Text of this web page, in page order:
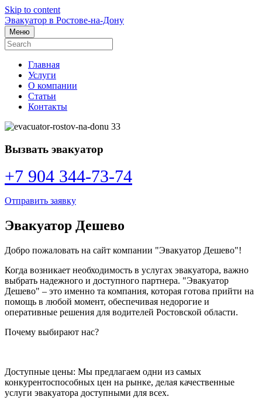
Skip to content
Эвакуатор в Ростове-на-Дону
Меню
Главная
Услуги
О компании
Статьи
Контакты
Вызвать эвакуатор
+7 904 344-73-74
Отправить заявку
Эвакуатор Дешево
Добро пожаловать на сайт компании "Эвакуатор Дешево"!
Когда возникает необходимость в услугах эвакуатора, важно
выбрать надежного и доступного партнера. "Эвакуатор
Дешево" – это именно та компания, которая готова прийти на
помощь в любой момент, обеспечивая недорогие и
оперативные решения для водителей Ростовской области.
Почему выбирают нас?
Доступные цены: Мы предлагаем одни из самых
конкурентоспособных цен на рынке, делая качественные
услуги эвакуатора доступными для всех.